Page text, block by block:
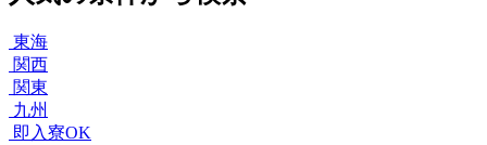
東海
関西
関東
九州
即入寮OK